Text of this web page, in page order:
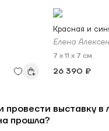
Красная и
Елена
7 x 11 x 7 см
26 390 ₽
провести выставку в
прошла?